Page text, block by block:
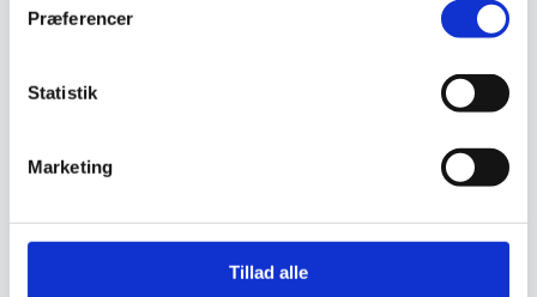
Præferencer
Statistik
Marketing
Tillad alle
Sundhedsmiljø
Trafiksikkerhed
Afspærring